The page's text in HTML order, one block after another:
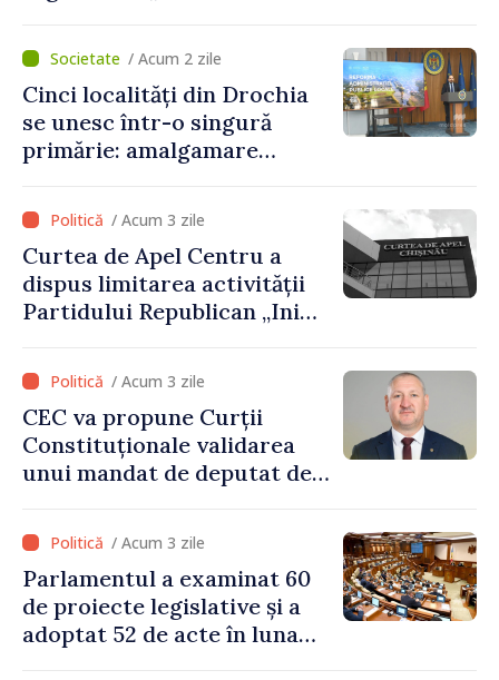
respectate întocmai. Nu s-
au constatat încălcări ale
prevederilor legale”
/ Acum 2 zile
Cinci localități din Drochia
se unesc într-o singură
primărie: amalgamare
stimulente de peste 28 de
milioane de lei oferite de
Guvern
/ Acum 3 zile
Curtea de Apel Centru a
dispus limitarea activității
Partidului Republican „Inima
/ Acum 3 zile
CEC va propune Curții
Constituționale validarea
unui mandat de deputat de
/ Acum 3 zile
Parlamentul a examinat 60
de proiecte legislative și a
adoptat 52 de acte în luna